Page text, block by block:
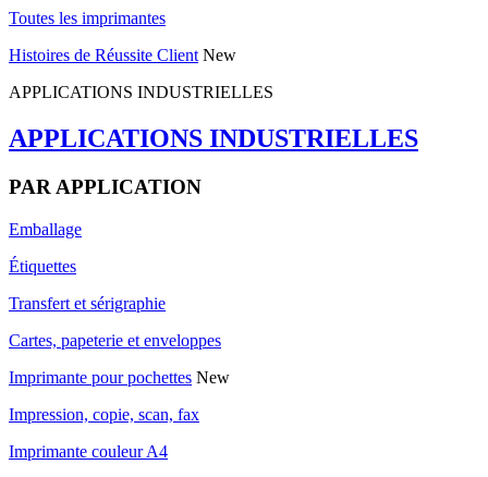
Toutes les imprimantes
Histoires de Réussite Client New
APPLICATIONS INDUSTRIELLES
APPLICATIONS INDUSTRIELLES
PAR APPLICATION
Emballage
Étiquettes
Transfert et sérigraphie
Cartes, papeterie et enveloppes
Imprimante pour pochettes New
Impression, copie, scan, fax
Imprimante couleur A4